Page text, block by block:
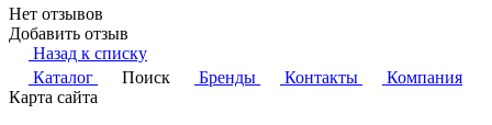
Нет отзывов
Добавить отзыв
Назад к списку
Каталог
Поиск Бренды Контакты
Компания
Карта сайта